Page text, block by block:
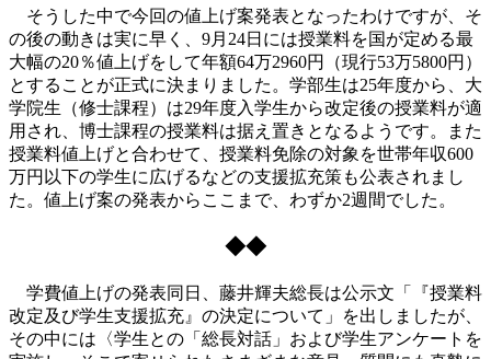
そうした中で今回の値上げ案発表となったわけですが、そ
の後の動きは実に早く、9月24日には授業料を国が定める最
大幅の20％値上げをして年額64万2960円（現行53万5800円）
とすることが正式に決まりました。学部生は25年度から、大
学院生（修士課程）は29年度入学生から改定後の授業料が適
用され、博士課程の授業料は据え置きとなるようです。また
授業料値上げと合わせて、授業料免除の対象を世帯年収600
万円以下の学生に広げるなどの支援拡充策も公表されまし
た。値上げ案の発表からここまで、わずか2週間でした。
◆◆
学費値上げの発表同日、藤井輝夫総長は公示文「『授業料
改定及び学生支援拡充』の決定について」を出しましたが、
その中には〈学生との「総長対話」および学生アンケートを